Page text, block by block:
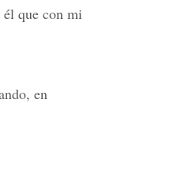
él que con mi
en